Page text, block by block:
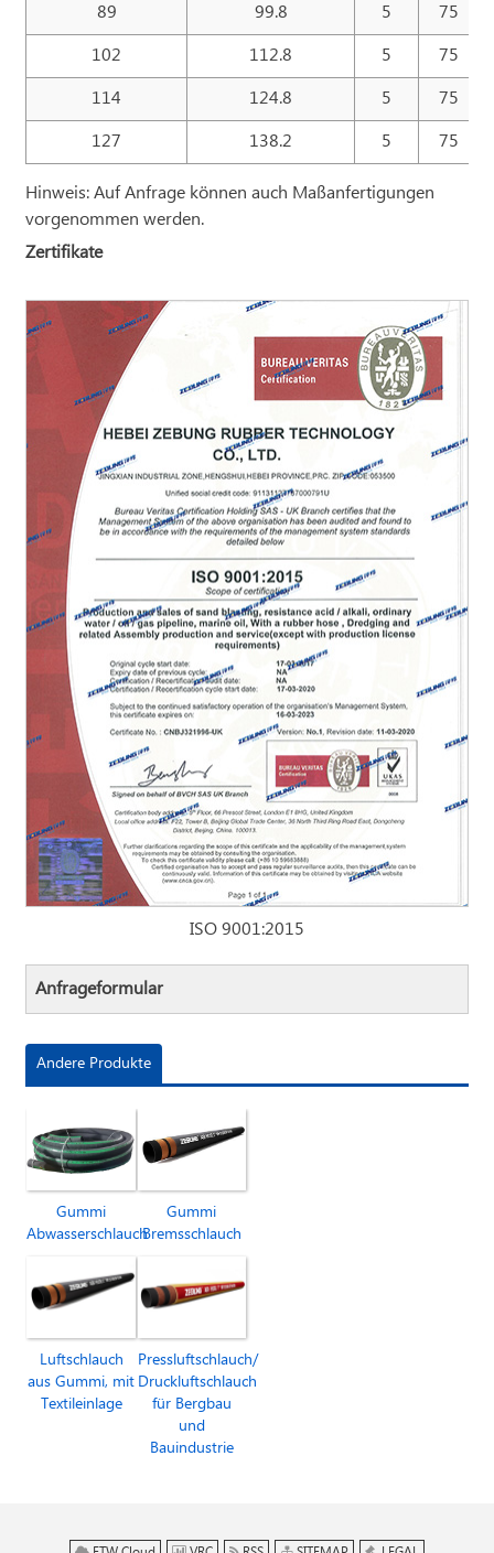
89
99.8 5 75
102
112.8 5 75
114
124.8 5 75
127
138.2 5 75
Hinweis: Auf Anfrage können auch Maßanfertigungen
vorgenommen werden.
Zertifikate
ISO 9001:2015
Anfrageformular
Andere Produkte
Gummi
Abwasserschlauch
Gummi
Bremsschlauch
Luftschlauch
aus Gummi, mit
Textileinlage
Pressluftschlauch/
Druckluftschlauch
für Bergbau
und
Bauindustrie